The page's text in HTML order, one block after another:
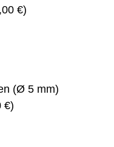
€)
(Ø 5 mm)
€)